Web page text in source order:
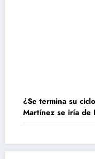
¿Se termina su
Martínez se iría de